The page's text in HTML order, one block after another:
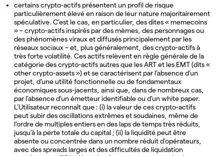
certains crypto-actifs présentent un profil de risque
particulièrement élevé en raison de leur nature majoritairement
spéculative. C’est le cas, en particulier, des dites « memecoins
» – crypto-actifs inspirés par des mèmes, des personnages ou
des phénomènes viraux et diffusés principalement par les
réseaux sociaux – et, plus généralement, des crypto-actifs à
très forte volatilité. Ces actifs relèvent en règle générale de la
catégorie des crypto-actifs autres que les ART et les EMT (dits «
other crypto-assets ») et se caractérisent par l’absence d’un
projet, d’une utilité fonctionnelle ou de fondamentaux
économiques sous-jacents, ainsi que, dans de nombreux cas,
par l’absence d’un émetteur identifiable ou d’un white paper.
L’Utilisateur reconnaît que : (i) la valeur de ces crypto-actifs
peut subir des oscillations extrêmes et soudaines, même de
l’ordre de multiples entiers en des laps de temps très réduits,
jusqu’à la perte totale du capital ; (ii) la liquidité peut être
absente ou concentrée dans un nombre réduit d’opérateurs,
avec des spreads larges et des difficultés de liquidation